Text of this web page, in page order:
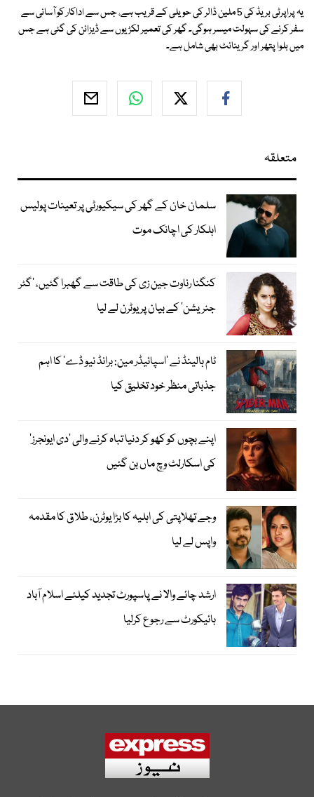
یہ پراپرٹی بریڈ کی 5 ملین ڈالر کی حویلی کے قریب ہے، جس سے اداکار کو آسانی سے
سفر کرنے کی سہولت میسر ہوگی۔ گھر کی تعمیر لکڑیوں سے ڈیزائن کی گئی ہے جس
میں بلوا پتھر اور گرینائٹ بھی شامل ہے۔
متعلقہ
سلمان خان کے گھر کی سیکیورٹی پر تعینات پولیس
اہلکار کی اچانک موت
کنگنا رناوت جین زی کی طاقت سے گھبرا گئیں، ’گٹر
جنریشن‘ کے بیان پر یوٹرن لے لیا
ٹام ہالینڈ نے ’اسپائیڈر مین: برانڈ نیو ڈے‘ کا اہم
جذباتی منظر خود تخلیق کیا
اپنے بچوں کو کھو کر دنیا تباہ کرنے والی ’دی ایونجرز‘
کی اسکارلٹ وچ ماں بن گئیں
وجے تھلاپتی کی اہلیہ کا بڑا یوٹرن، طلاق کا مقدمہ
واپس لے لیا
ارشد چائے والا نے پاسپورٹ تجدید کیلئے اسلام آباد
ہائیکورٹ سے رجوع کرلیا